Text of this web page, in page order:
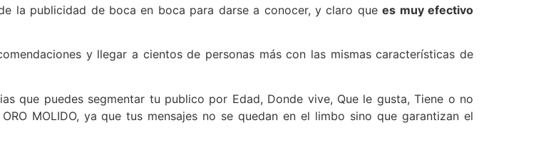
la publicidad de boca en boca para darse a conocer, y claro quees muy efectivo
y llegar a cientos de personas más con las mismas características de
que puedes segmentar tu publico por Edad, Donde vive, Que le gusta, Tiene o no
MOLIDO, ya que tus mensajes no se quedan en el limbo sino que garantizan el